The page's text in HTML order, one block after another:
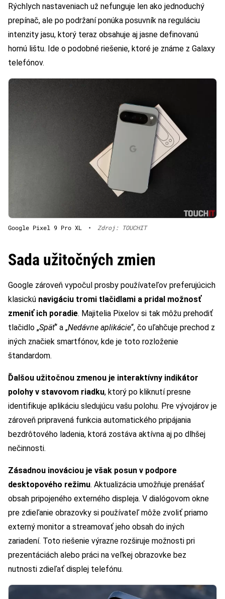
Rýchlych nastaveniach už nefunguje len ako jednoduchý
prepínač, ale po podržaní ponúka posuvník na reguláciu
intenzity jasu, ktorý teraz obsahuje aj jasne definovanú
hornú lištu. Ide o podobné riešenie, ktoré je známe z Galaxy
telefónov.
Google Pixel 9 Pro XL • Zdroj: TOUCHIT
Sada užitočných zmien
Google zároveň vypočul prosby používateľov preferujúcich
klasickú navigáciu tromi tlačidlami a pridal možnosť
zmeniť ich poradie. Majitelia Pixelov si tak môžu prehodiť
tlačidlo „Späť“ a „Nedávne aplikácie“, čo uľahčuje prechod z
iných značiek smartfónov, kde je toto rozloženie
štandardom.
Ďalšou užitočnou zmenou je interaktívny indikátor
polohy v stavovom riadku, ktorý po kliknutí presne
identifikuje aplikáciu sledujúcu vašu polohu. Pre vývojárov je
zároveň pripravená funkcia automatického pripájania
bezdrôtového ladenia, ktorá zostáva aktívna aj po dlhšej
nečinnosti.
Zásadnou inováciou je však posun v podpore
desktopového režimu. Aktualizácia umožňuje prenášať
obsah pripojeného externého displeja. V dialógovom okne
pre zdieľanie obrazovky si používateľ môže zvoliť priamo
externý monitor a streamovať jeho obsah do iných
zariadení. Toto riešenie výrazne rozširuje možnosti pri
prezentáciách alebo práci na veľkej obrazovke bez
nutnosti zdieľať displej telefónu.